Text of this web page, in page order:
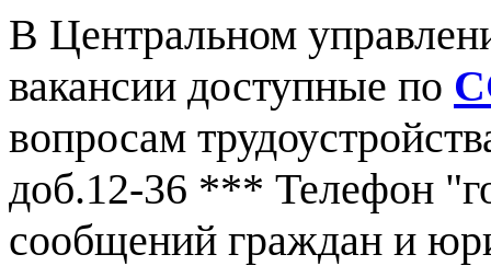
В Центральном
вакансии доступные по
вопросам
доб.12-36 *** Телефон
сообщений граждан и